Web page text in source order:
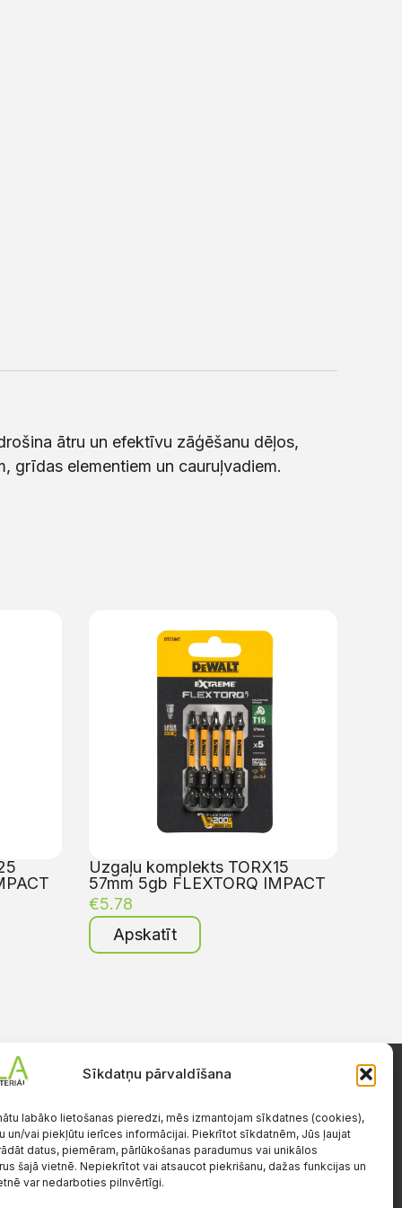
Sīkdatņu pārvaldīšana
labāko lietošanas pieredzi, mēs izmantojam sīkdatnes (cookies),
un/vai piekļūtu ierīces informācijai. Piekrītot sīkdatnēm, Jūs ļaujat
datus, piemēram, pārlūkošanas paradumus vai unikālos
šajā vietnē. Nepiekrītot vai atsaucot piekrišanu, dažas funkcijas un
var nedarboties pilnvērtīgi.
ātru un efektīvu zāģēšanu dēļos,
grīdas elementiem un cauruļvadiem.
Uzgaļu komplekts TORX15
57mm 5gb FLEXTORQ IMPACT
€5.78
Apskatīt
Darba laiks
S.-Sv.: brīvs